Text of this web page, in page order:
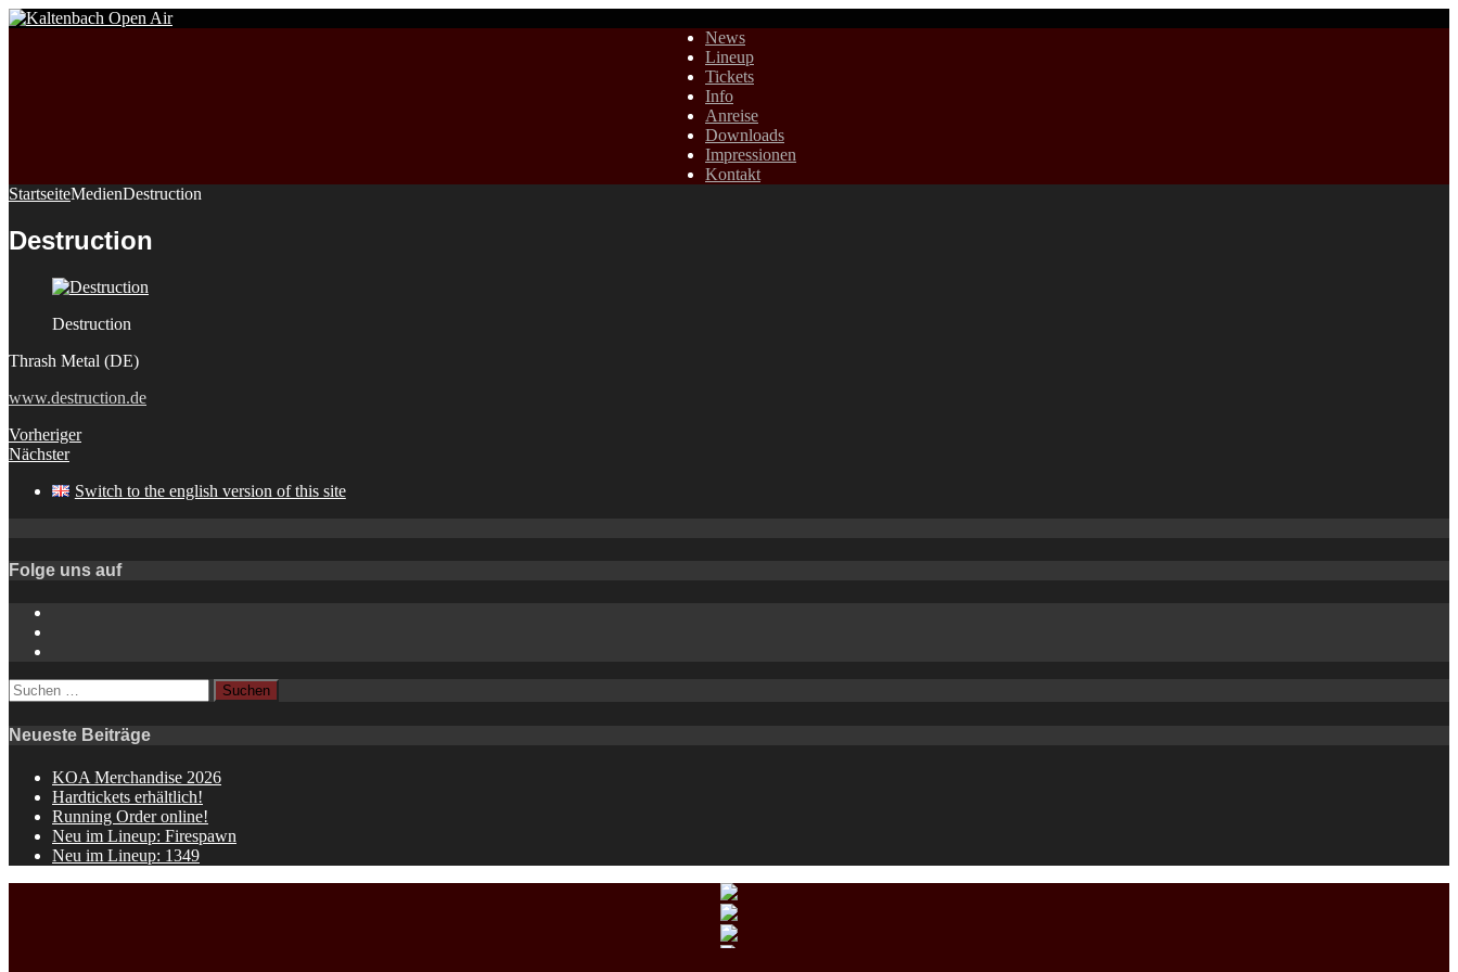
News
Lineup
Tickets
Info
Anreise
Downloads
Impressionen
Kontakt
StartseiteMedienDestruction
Destruction
Destruction
Thrash Metal (DE)
www.destruction.de
Vorheriger
Nächster
Switch to the english version of this site
Folge uns auf
Suchen
nach:
Neueste Beiträge
KOA Merchandise 2026
Hardtickets erhältlich!
Running Order online!
Neu im Lineup: Firespawn
Neu im Lineup: 1349